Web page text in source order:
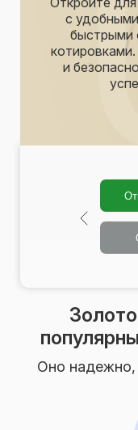
с
быстрыми
и
Оно надежно,